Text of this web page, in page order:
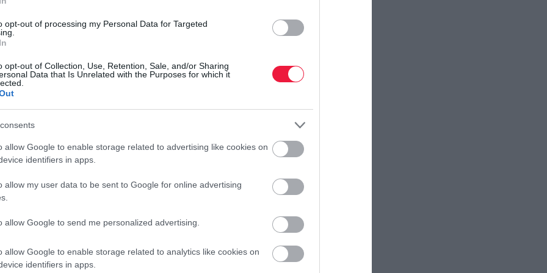
opt-out of processing my Personal Data for Targeted
opt-out of Collection, Use, Retention, Sale, and/or Sharing
Data that Is Unrelated with the Purposes for which it
allow Google to enable storage related to advertising like cookies on
identifiers in apps.
allow my user data to be sent to Google for online advertising
allow Google to send me personalized advertising.
allow Google to enable storage related to analytics like cookies on
identifiers in apps.
a tollbugával vagy a sásliliommal érhetnek el
közül az
apáfrányok
a rendszeres öntözés az első hetekben, valamint az
évelők nemcsak egy szezonra, hanem hosszú
gondozást igényelnek, mint az egynyári növények.
ezeket a szuperélelmiszereket
az egyik leghasznosabb természetes tápanyagforrás:
A levágott hajtásokat sem érdemes kidobni,